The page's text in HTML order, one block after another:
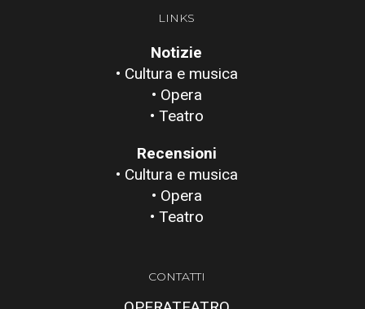
LINKS
Notizie
• Cultura e musica
• Opera
• Teatro
Recensioni
• Cultura e musica
• Opera
• Teatro
CONTATTI